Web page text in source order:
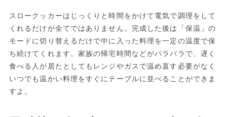
スロークッカーはじっくりと時間をかけて電気で調理をして
くれるだけが全てではありません。完成した後は「保温」の
モードに切り替えるだけで中に入った料理を一定の温度で保
ち続けてくれます。家族の帰宅時間などがバラバラで、遅く
食べる人が居たとしてもレンジやガスで温め直す必要がなく
いつでも温かい料理をすぐにテーブルに並べることができま
すよ。